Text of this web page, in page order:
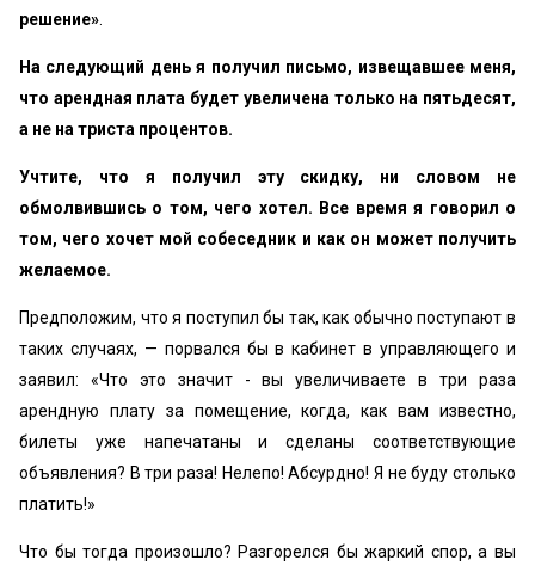
решение»
На следующий день я получил письмо, извещавшее меня,
что арендная плата будет увеличена только на пятьдесят,
а не на триста процентов.
Учтите, что я получил эту скидку, ни словом не
обмолвившись о том, чего хотел. Все время я говорил о
том, чего хочет мой собеседник и как он может получить
желаемое.
Предположим, что я поступил бы так, как обычно поступают в
таких случаях, — порвался бы в кабинет в управляющего и
заявил: «Что это значит - вы увеличиваете в три раза
арендную плату за помещение, когда, как вам известно,
билеты уже напечатаны и сделаны соответствующие
объявления? В три раза! Нелепо! Абсурдно! Я не буду столько
платить!»
Что бы тогда произошло? Разгорелся бы жаркий спор, а вы